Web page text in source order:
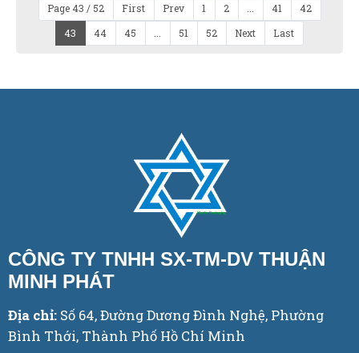
Page 43 / 52 First Prev 1 2 41
42
43
44 45 51 52 Next Last
CÔNG TY TNHH SX-TM-DV THUẬN
MINH PHÁT
Địa chỉ: Số 64, Đường Dương Đình Nghệ, Phường
Bình Thới, Thành Phố Hồ Chí Minh